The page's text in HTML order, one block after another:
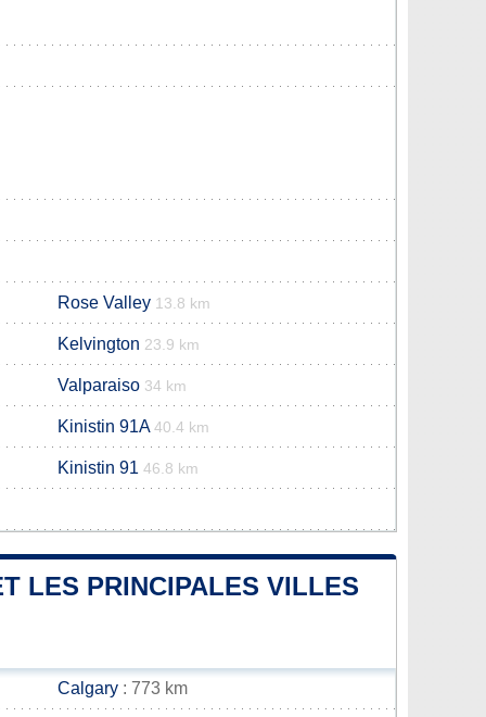
Rose Valley 13.8 km
Kelvington 23.9 km
Valparaiso 34 km
Kinistin 91A 40.4 km
Kinistin 91 46.8 km
LES PRINCIPALES VILLES
Calgary : 773 km